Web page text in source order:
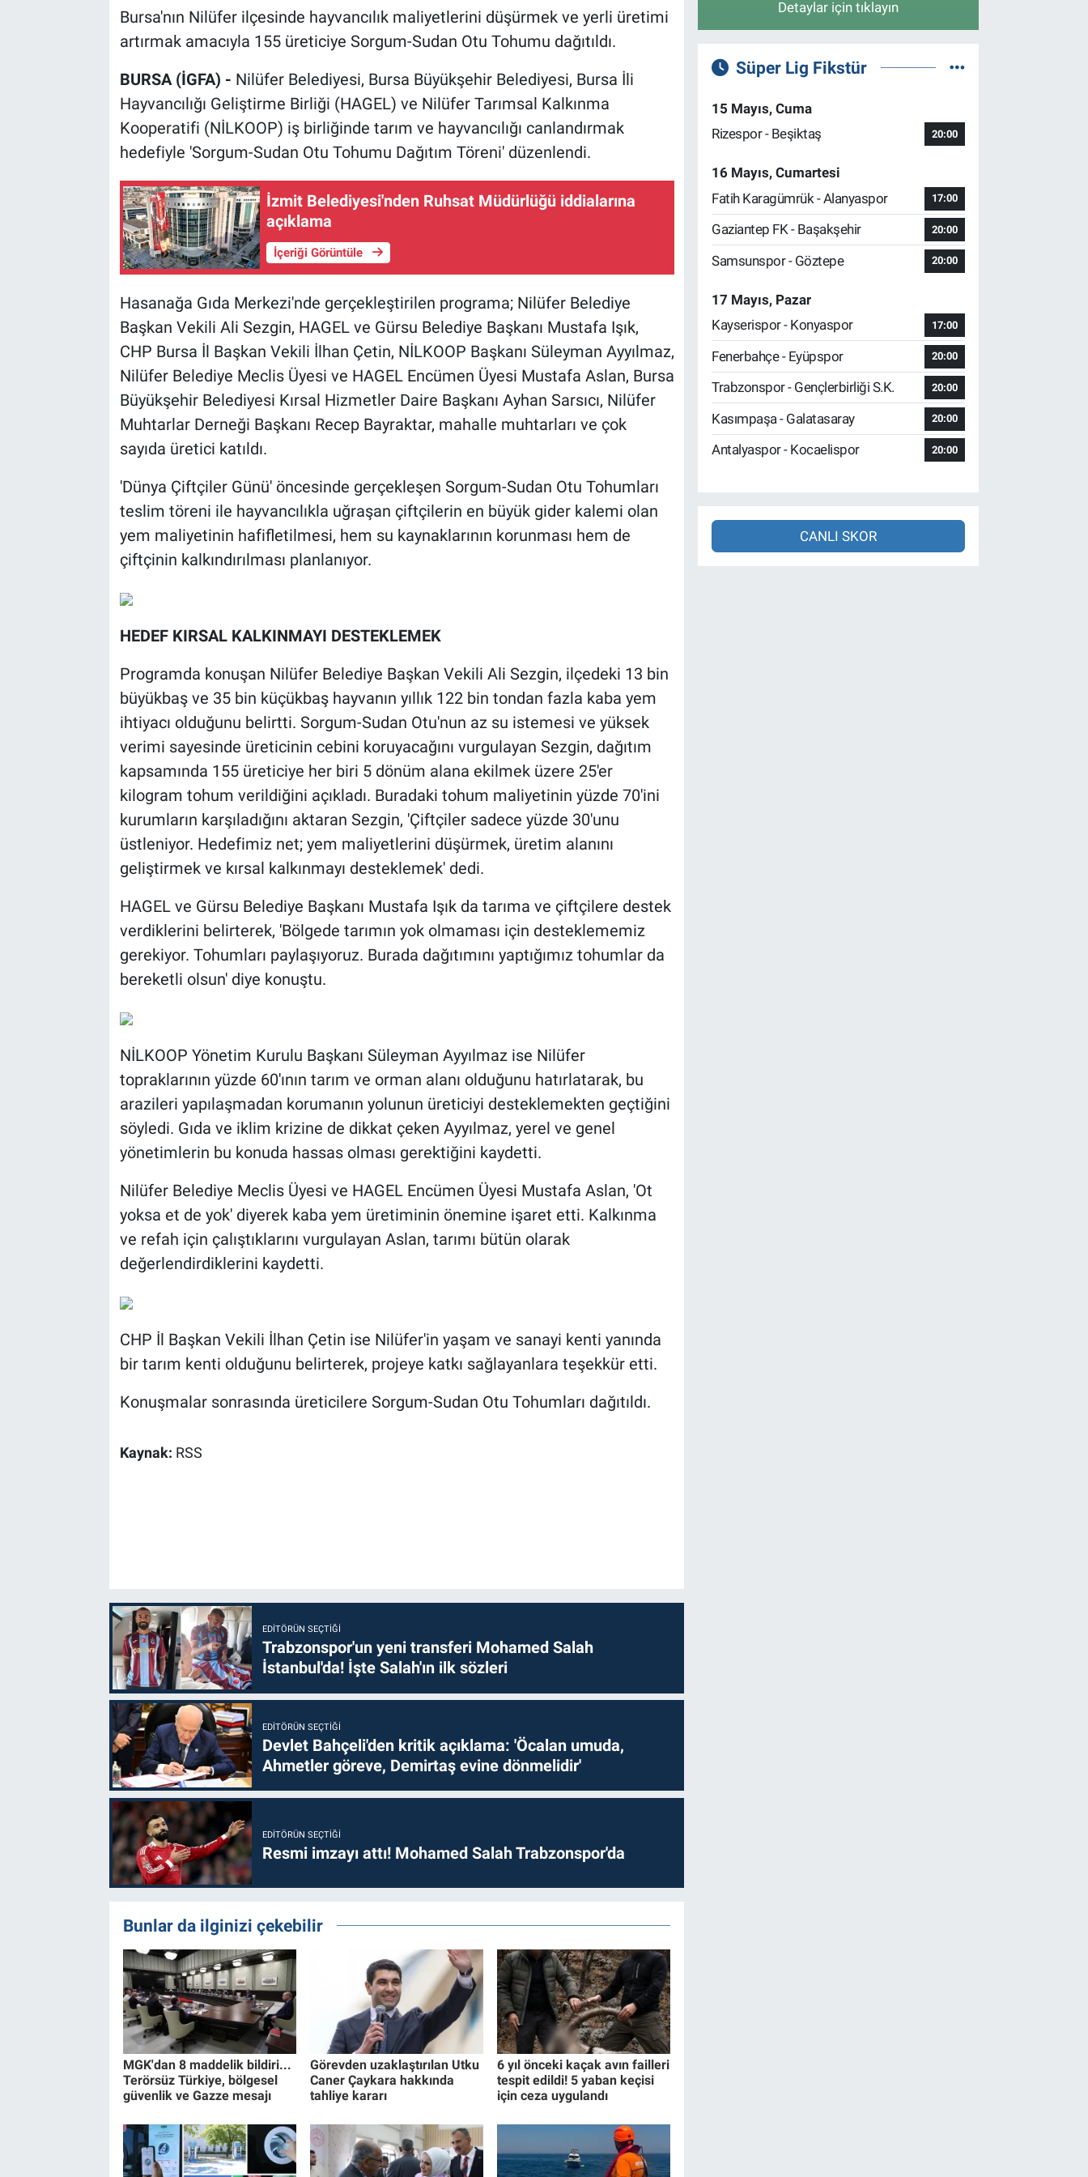
Bursa'nın Nilüfer ilçesinde hayvancılık maliyetlerini düşürmek ve yerli üretimi
artırmak amacıyla 155 üreticiye Sorgum-Sudan Otu Tohumu dağıtıldı.
BURSA (İGFA) - Nilüfer Belediyesi, Bursa Büyükşehir Belediyesi, Bursa İli
Hayvancılığı Geliştirme Birliği (HAGEL) ve Nilüfer Tarımsal Kalkınma
Kooperatifi (NİLKOOP) iş birliğinde tarım ve hayvancılığı canlandırmak
hedefiyle 'Sorgum-Sudan Otu Tohumu Dağıtım Töreni' düzenlendi.
İzmit Belediyesi'nden Ruhsat Müdürlüğü iddialarına
açıklama
İçeriği Görüntüle
Hasanağa Gıda Merkezi'nde gerçekleştirilen programa; Nilüfer Belediye
Başkan Vekili Ali Sezgin, HAGEL ve Gürsu Belediye Başkanı Mustafa Işık,
CHP Bursa İl Başkan Vekili İlhan Çetin, NİLKOOP Başkanı Süleyman Ayyılmaz,
Nilüfer Belediye Meclis Üyesi ve HAGEL Encümen Üyesi Mustafa Aslan, Bursa
Büyükşehir Belediyesi Kırsal Hizmetler Daire Başkanı Ayhan Sarsıcı, Nilüfer
Muhtarlar Derneği Başkanı Recep Bayraktar, mahalle muhtarları ve çok
sayıda üretici katıldı.
'Dünya Çiftçiler Günü' öncesinde gerçekleşen Sorgum-Sudan Otu Tohumları
teslim töreni ile hayvancılıkla uğraşan çiftçilerin en büyük gider kalemi olan
yem maliyetinin hafifletilmesi, hem su kaynaklarının korunması hem de
çiftçinin kalkındırılması planlanıyor.
HEDEF KIRSAL KALKINMAYI DESTEKLEMEK
Programda konuşan Nilüfer Belediye Başkan Vekili Ali Sezgin, ilçedeki 13 bin
büyükbaş ve 35 bin küçükbaş hayvanın yıllık 122 bin tondan fazla kaba yem
ihtiyacı olduğunu belirtti. Sorgum-Sudan Otu'nun az su istemesi ve yüksek
verimi sayesinde üreticinin cebini koruyacağını vurgulayan Sezgin, dağıtım
kapsamında 155 üreticiye her biri 5 dönüm alana ekilmek üzere 25'er
kilogram tohum verildiğini açıkladı. Buradaki tohum maliyetinin yüzde 70'ini
kurumların karşıladığını aktaran Sezgin, 'Çiftçiler sadece yüzde 30'unu
üstleniyor. Hedefimiz net; yem maliyetlerini düşürmek, üretim alanını
geliştirmek ve kırsal kalkınmayı desteklemek' dedi.
HAGEL ve Gürsu Belediye Başkanı Mustafa Işık da tarıma ve çiftçilere destek
verdiklerini belirterek, 'Bölgede tarımın yok olmaması için desteklememiz
gerekiyor. Tohumları paylaşıyoruz. Burada dağıtımını yaptığımız tohumlar da
bereketli olsun' diye konuştu.
NİLKOOP Yönetim Kurulu Başkanı Süleyman Ayyılmaz ise Nilüfer
topraklarının yüzde 60'ının tarım ve orman alanı olduğunu hatırlatarak, bu
arazileri yapılaşmadan korumanın yolunun üreticiyi desteklemekten geçtiğini
söyledi. Gıda ve iklim krizine de dikkat çeken Ayyılmaz, yerel ve genel
yönetimlerin bu konuda hassas olması gerektiğini kaydetti.
Nilüfer Belediye Meclis Üyesi ve HAGEL Encümen Üyesi Mustafa Aslan, 'Ot
yoksa et de yok' diyerek kaba yem üretiminin önemine işaret etti. Kalkınma
ve refah için çalıştıklarını vurgulayan Aslan, tarımı bütün olarak
değerlendirdiklerini kaydetti.
CHP İl Başkan Vekili İlhan Çetin ise Nilüfer'in yaşam ve sanayi kenti yanında
bir tarım kenti olduğunu belirterek, projeye katkı sağlayanlara teşekkür etti.
Konuşmalar sonrasında üreticilere Sorgum-Sudan Otu Tohumları dağıtıldı.
Kaynak: RSS
EDITÖRÜN SEÇTIĞI
Trabzonspor'un yeni transferi Mohamed Salah
İstanbul'da! İşte Salah'ın ilk sözleri
EDITÖRÜN SEÇTIĞI
Devlet Bahçeli'den kritik açıklama: 'Öcalan umuda,
Ahmetler göreve, Demirtaş evine dönmelidir'
EDITÖRÜN SEÇTIĞI
Resmi imzayı attı! Mohamed Salah Trabzonspor'da
Bunlar da ilginizi çekebilir
MGK'dan 8 maddelik bildiri...
Terörsüz Türkiye, bölgesel
güvenlik ve Gazze mesajı
Görevden uzaklaştırılan Utku
Caner Çaykara hakkında
tahliye kararı
6 yıl önceki kaçak avın failleri
tespit edildi! 5 yaban keçisi
için ceza uygulandı
Detaylar için tıklayın
Süper Lig Fikstür
15 Mayıs, Cuma
Rizespor - Beşiktaş
20:00
16 Mayıs, Cumartesi
Fatih Karagümrük - Alanyaspor
17:00
Gaziantep FK - Başakşehir 20:00
Samsunspor - Göztepe 20:00
17 Mayıs, Pazar
Kayserispor - Konyaspor
17:00
Fenerbahçe - Eyüpspor 20:00
Trabzonspor - Gençlerbirliği S.K. 20:00
Kasımpaşa - Galatasaray 20:00
Antalyaspor - Kocaelispor 20:00
CANLI SKOR